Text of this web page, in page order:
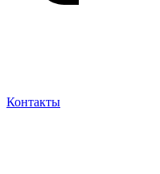
Контакты